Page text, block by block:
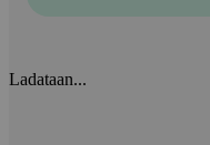
Ladataan...